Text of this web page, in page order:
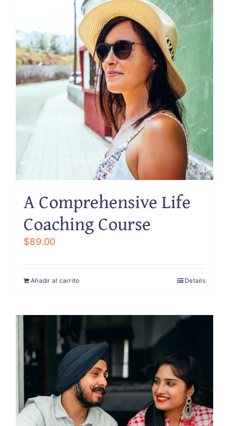
A Comprehensive Life
Coaching Course
$89.00
Añadir al carrito Details